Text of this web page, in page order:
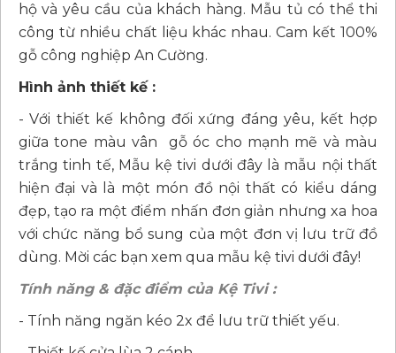
hộ và yêu cầu của khách hàng. Mẫu tủ có thể thi
công từ nhiều chất liệu khác nhau. Cam kết 100%
gỗ công nghiệp An Cường.
Hình ảnh thiết kế :
- Với thiết kế không đối xứng đáng yêu, kết hợp
giữa tone màu vân gỗ óc cho mạnh mẽ và màu
trắng tinh tế, Mẫu kệ tivi dưới đây là mẫu nội thất
hiện đại và là một món đồ nội thất có kiểu dáng
đẹp, tạo ra một điểm nhấn đơn giản nhưng xa hoa
với chức năng bổ sung của một đơn vị lưu trữ đồ
dùng. Mời các bạn xem qua mẫu kệ tivi dưới đây!
Tính năng & đặc điểm của Kệ Tivi :
- Tính năng ngăn kéo 2x để lưu trữ thiết yếu.